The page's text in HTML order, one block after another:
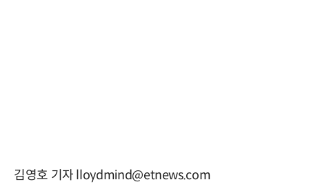
김영호 기자 lloydmind@etnews.com